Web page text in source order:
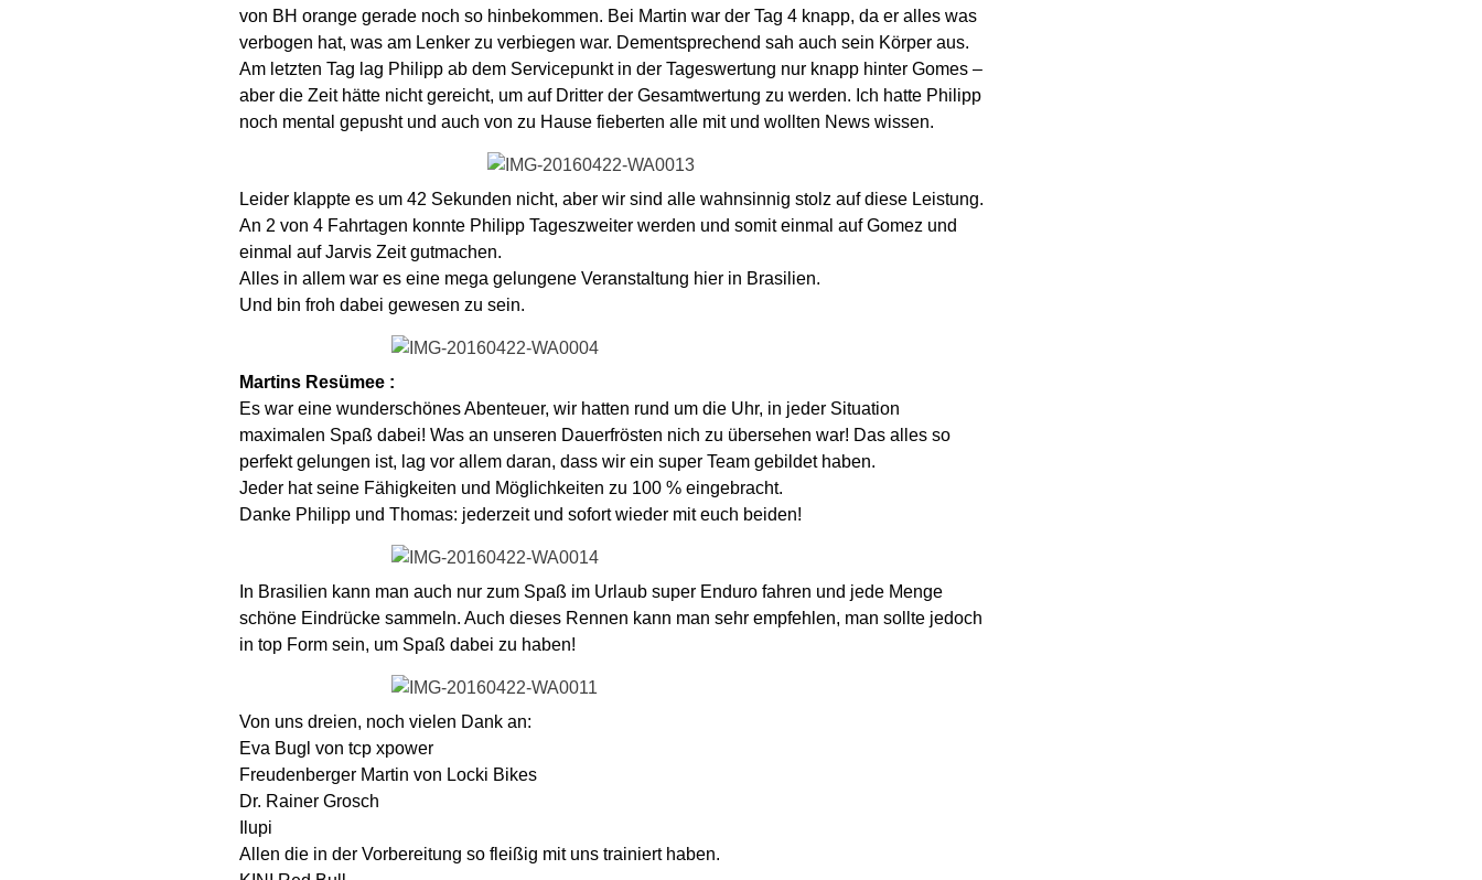
von BH orange gerade noch so hinbekommen. Bei Martin war der Tag 4 knapp, da er alles was
verbogen hat, was am Lenker zu verbiegen war. Dementsprechend sah auch sein Körper aus.
Am letzten Tag lag Philipp ab dem Servicepunkt in der Tageswertung nur knapp hinter Gomes –
aber die Zeit hätte nicht gereicht, um auf Dritter der Gesamtwertung zu werden. Ich hatte Philipp
noch mental gepusht und auch von zu Hause fieberten alle mit und wollten News wissen.
Leider klappte es um 42 Sekunden nicht, aber wir sind alle wahnsinnig stolz auf diese Leistung.
An 2 von 4 Fahrtagen konnte Philipp Tageszweiter werden und somit einmal auf Gomez und
einmal auf Jarvis Zeit gutmachen.
Alles in allem war es eine mega gelungene Veranstaltung hier in Brasilien.
Und bin froh dabei gewesen zu sein.
Martins Resümee :
Es war eine wunderschönes Abenteuer, wir hatten rund um die Uhr, in jeder Situation
maximalen Spaß dabei! Was an unseren Dauerfrösten nich zu übersehen war! Das alles so
perfekt gelungen ist, lag vor allem daran, dass wir ein super Team gebildet haben.
Jeder hat seine Fähigkeiten und Möglichkeiten zu 100 % eingebracht.
Danke Philipp und Thomas: jederzeit und sofort wieder mit euch beiden!
In Brasilien kann man auch nur zum Spaß im Urlaub super Enduro fahren und jede Menge
schöne Eindrücke sammeln. Auch dieses Rennen kann man sehr empfehlen, man sollte jedoch
in top Form sein, um Spaß dabei zu haben!
Von uns dreien, noch vielen Dank an:
Eva Bugl von tcp xpower
Freudenberger Martin von Locki Bikes
Dr. Rainer Grosch
Ilupi
Allen die in der Vorbereitung so fleißig mit uns trainiert haben.